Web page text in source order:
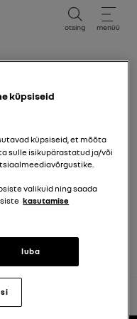
otsing menüü
elektrooniline
küpsiseid
küpsiseid, et mõõta
sulle isikupärastatud ja/või
valikuid ning saada
kasutamise
luba